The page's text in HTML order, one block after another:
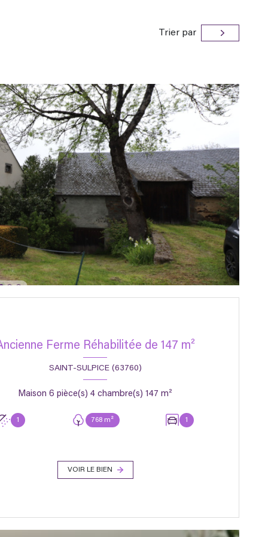
Trier par
Ferme Réhabilitée de 147 m²
SAINT-SULPICE (63760)
Maison 6 pièce(s) 4 chambre(s) 147 m²
1 768 m² 1
VOIR LE BIEN